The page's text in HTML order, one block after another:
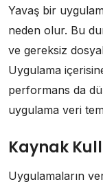
Yavaş bir
neden olur. Bu
ve gereksiz
Uygulama
performans da
uygulama veri
Kaynak
Uygulamaların